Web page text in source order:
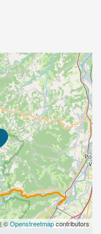
| ©Openstreetmapcontributors